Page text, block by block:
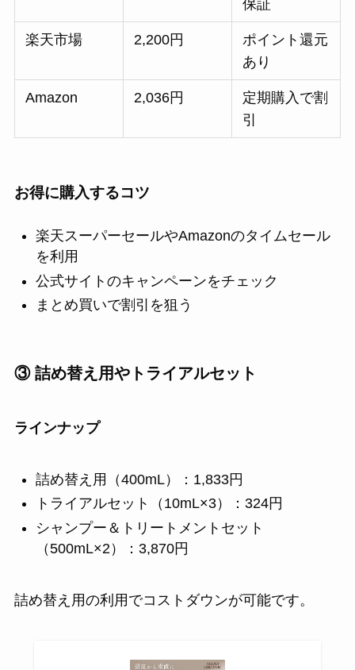
保証
楽天市場 2,200円
ポイント還元
あり
Amazon 2,036円
定期購入で割
引
お得に購入するコツ
楽天スーパーセールやAmazonのタイムセール
を利用
公式サイトのキャンペーンをチェック
まとめ買いで割引を狙う
③ 詰め替え用やトライアルセット
ラインナップ
詰め替え用（400mL）：1,833円
トライアルセット（10mL×3）：324円
シャンプー＆トリートメントセット
（500mL×2）：3,870円
詰め替え用の利用でコストダウンが可能です。